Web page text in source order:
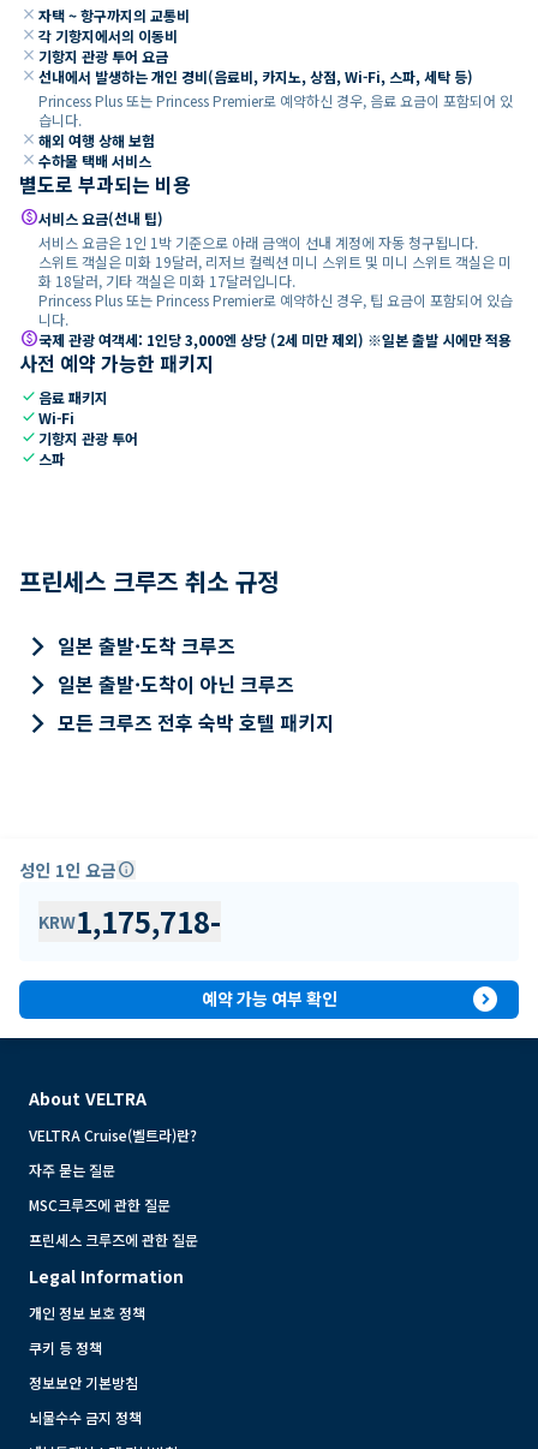
close 자택 ~ 항구까지의 교통비
close 각 기항지에서의 이동비
close 기항지 관광 투어 요금
close 선내에서 발생하는 개인 경비(음료비, 카지노, 상점, Wi-Fi, 스파, 세탁 등)
Princess Plus 또는 Princess Premier로 예약하신 경우, 음료 요금이 포함되어 있
습니다.
close 해외 여행 상해 보험
close 수하물 택배 서비스
별도로 부과되는 비용
paid서비스 요금(선내 팁)
서비스 요금은 1인 1박 기준으로 아래 금액이 선내 계정에 자동 청구됩니다.
스위트 객실은 미화 19달러, 리저브 컬렉션 미니 스위트 및 미니 스위트 객실은 미
화 18달러, 기타 객실은 미화 17달러입니다.
Princess Plus 또는 Princess Premier로 예약하신 경우, 팁 요금이 포함되어 있습
니다.
paid국제 관광 여객세: 1인당 3,000엔 상당 (2세 미만 제외) ※일본 출발 시에만 적용
사전 예약 가능한 패키지
check 음료 패키지
checkWi-Fi
check 기항지 관광 투어
check 스파
프린세스 크루즈 취소 규정
keyboard_arrow_right 일본 출발·도착 크루즈
keyboard_arrow_right 일본 출발·도착이 아닌 크루즈
keyboard_arrow_right 모든 크루즈 전후 숙박 호텔 패키지
성인 1인 요금info
KRW1,175,718-
예약 가능 여부 확인 expand_circle_right
About VELTRA
VELTRA Cruise(벨트라)란?
자주 묻는 질문
MSC크루즈에 관한 질문
프린세스 크루즈에 관한 질문
Legal Information
개인 정보 보호 정책
쿠키 등 정책
정보보안 기본방침
뇌물수수 금지 정책